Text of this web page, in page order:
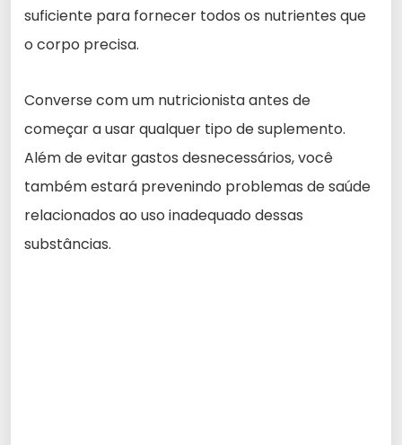
suficiente para fornecer todos os nutrientes que
o corpo precisa.
Converse com um nutricionista antes de
começar a usar qualquer tipo de suplemento.
Além de evitar gastos desnecessários, você
também estará prevenindo problemas de saúde
relacionados ao uso inadequado dessas
substâncias.